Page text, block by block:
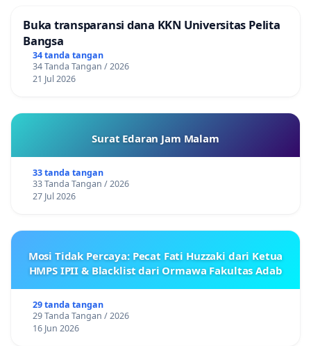
Buka transparansi dana KKN Universitas Pelita
Bangsa
34 tanda tangan
34 Tanda Tangan / 2026
21 Jul 2026
Surat Edaran Jam Malam
33 tanda tangan
33 Tanda Tangan / 2026
27 Jul 2026
Mosi Tidak Percaya: Pecat Fati Huzzaki dari Ketua
HMPS IPII & Blacklist dari Ormawa Fakultas Adab
29 tanda tangan
29 Tanda Tangan / 2026
16 Jun 2026